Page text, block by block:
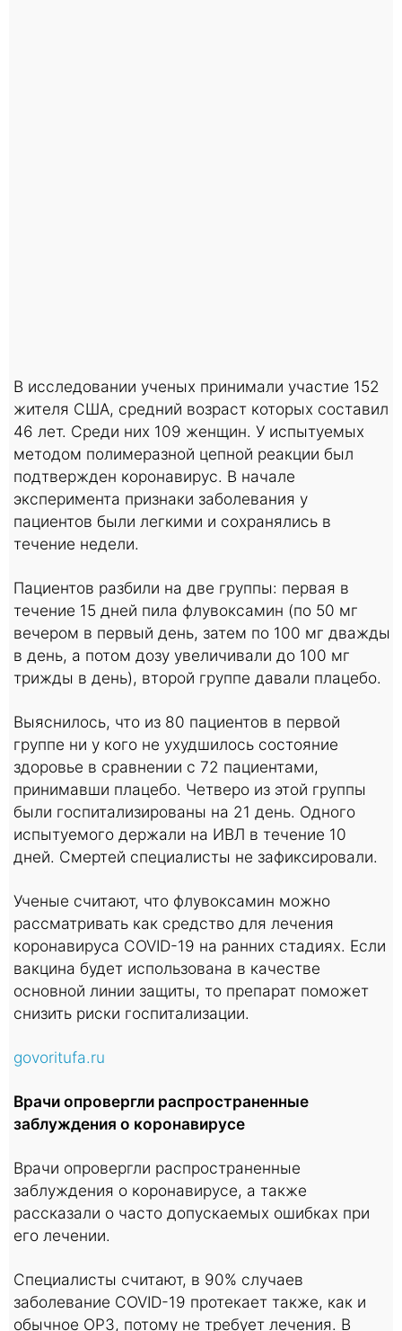
В исследовании ученых принимали участие 152
жителя США, средний возраст которых составил
46 лет. Среди них 109 женщин. У испытуемых
методом полимеразной цепной реакции был
подтвержден коронавирус. В начале
эксперимента признаки заболевания у
пациентов были легкими и сохранялись в
течение недели.
Пациентов разбили на две группы: первая в
течение 15 дней пила флувоксамин (по 50 мг
вечером в первый день, затем по 100 мг дважды
в день, а потом дозу увеличивали до 100 мг
трижды в день), второй группе давали плацебо.
Выяснилось, что из 80 пациентов в первой
группе ни у кого не ухудшилось состояние
здоровье в сравнении с 72 пациентами,
принимавши плацебо. Четверо из этой группы
были госпитализированы на 21 день. Одного
испытуемого держали на ИВЛ в течение 10
дней. Смертей специалисты не зафиксировали.
Ученые считают, что флувоксамин можно
рассматривать как средство для лечения
коронавируса COVID-19 на ранних стадиях. Если
вакцина будет использована в качестве
основной линии защиты, то препарат поможет
снизить риски госпитализации.
govoritufa.ru
Врачи опровергли распространенные
заблуждения о коронавирусе
Врачи опровергли распространенные
заблуждения о коронавирусе, а также
рассказали о часто допускаемых ошибках при
его лечении.
Специалисты считают, в 90% случаев
заболевание COVID-19 протекает также, как и
обычное ОРЗ, потому не требует лечения. В